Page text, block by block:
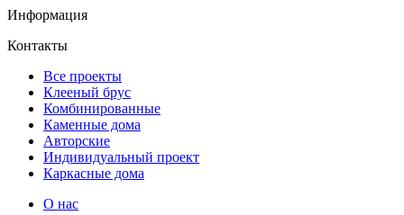
Информация
Контакты
Все проекты
Клееный брус
Комбинированные
Каменные дома
Авторские
Индивидуальный проект
Каркасные дома
О нас